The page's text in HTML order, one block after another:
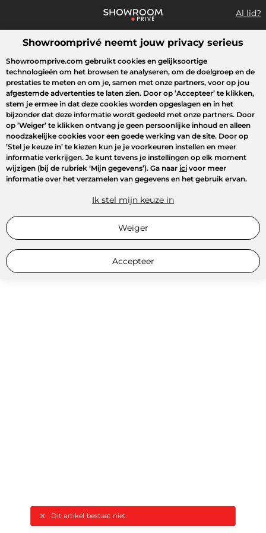
Al lid?
Wat zoek je?
Dit artikel bestaat niet.
Overzicht sales Sport Fashion Kids Beauty
Showroomprivé neemt jouw privacy serieus
Showroomprive.com gebruikt cookies en gelijksoortige
technologieën om het browsen te analyseren, om de doelgroep en de
prestaties te meten en om je, samen met onze partners, voor op jou
afgestemde advertenties te laten zien. Door op ’Accepteer’ te klikken,
stem je ermee in dat deze cookies worden opgeslagen en in het
bijzonder dat deze informatie wordt gedeeld met onze partners. Door
op ’Weiger’ te klikken ontvang je geen persoonlijke inhoud en alleen
noodzakelijke cookies voor een goede werking van de site. Door op
’Stel je keuze in’ te kiezen kun je je voorkeuren instellen en meer
informatie verkrijgen. Je kunt tevens je instellingen op elk moment
wijzigen (bij de rubriek ‘Mijn gegevens’). Ga naar ici voor meer
informatie over het verzamelen van gegevens en het gebruik ervan.
Ik stel mijn keuze in
Weiger
Accepteer